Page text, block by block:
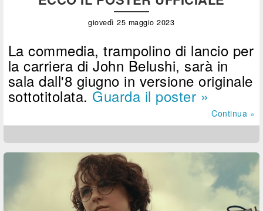
giovedì 25 maggio 2023
La commedia, trampolino di lancio per
la carriera di John Belushi, sarà in
sala dall'8 giugno in versione originale
sottotitolata. Guarda il poster »
Continua »